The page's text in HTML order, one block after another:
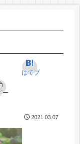
はてブ
ー
2021.03.07